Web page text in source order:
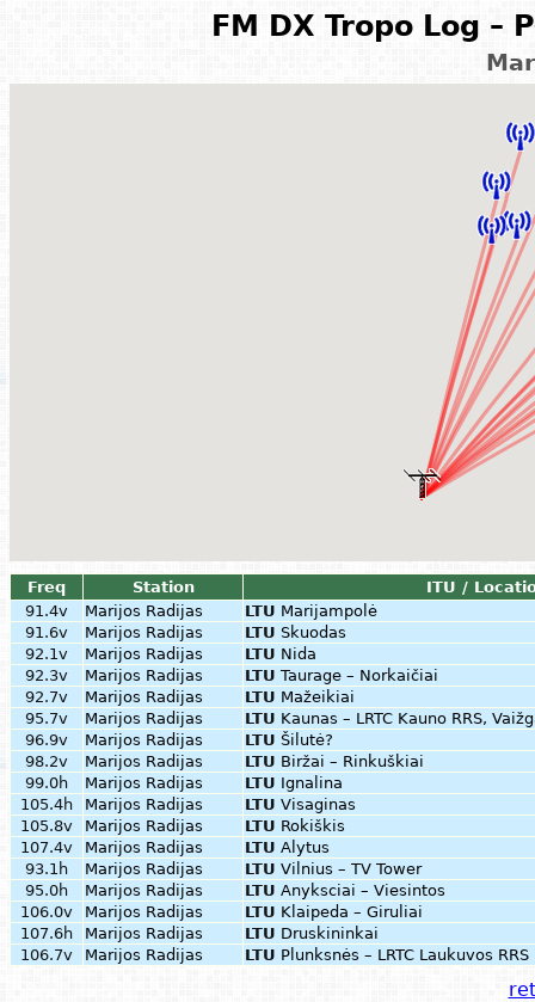
FM DX Tropo Log –
Freq Station
ITU /
91.4v
Marijos Radijas LTU Marijampolė
91.6v
Marijos Radijas LTU Skuodas
92.1v
Marijos Radijas LTU Nida
92.3v
Marijos Radijas LTU Taurage – Norkaičiai
92.7v
Marijos Radijas LTU Mažeikiai
95.7v
Marijos Radijas LTU Kaunas – LRTC Kauno RRS,
96.9v
Marijos Radijas LTU Šilutė?
98.2v
Marijos Radijas LTU Biržai – Rinkuškiai
99.0h
Marijos Radijas LTU Ignalina
105.4h
Marijos Radijas LTU Visaginas
105.8v
Marijos Radijas LTU Rokiškis
107.4v
Marijos Radijas LTU Alytus
93.1h
Marijos Radijas LTU Vilnius – TV Tower
95.0h
Marijos Radijas LTU Anyksciai – Viesintos
106.0v
Marijos Radijas LTU Klaipeda – Giruliai
107.6h
Marijos Radijas LTU Druskininkai
106.7v
Marijos Radijas LTU Plunksnės – LRTC Laukuvos RRS